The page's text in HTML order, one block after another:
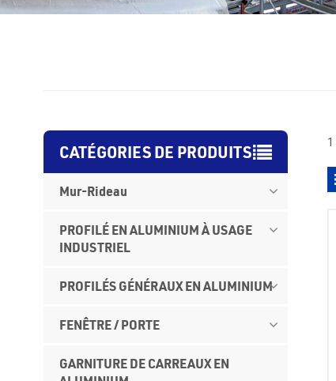
CATÉGORIES DE PRODUITS
Mur-Rideau
PROFILÉ EN ALUMINIUM À USAGE
INDUSTRIEL
PROFILÉS GÉNÉRAUX EN ALUMINIUM
FENÊTRE / PORTE
GARNITURE DE CARREAUX EN